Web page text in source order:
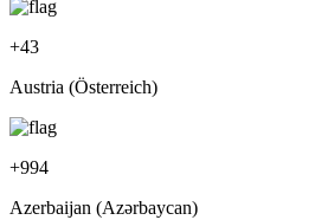
+43
Austria (Österreich)
+994
Azerbaijan (Azərbaycan)